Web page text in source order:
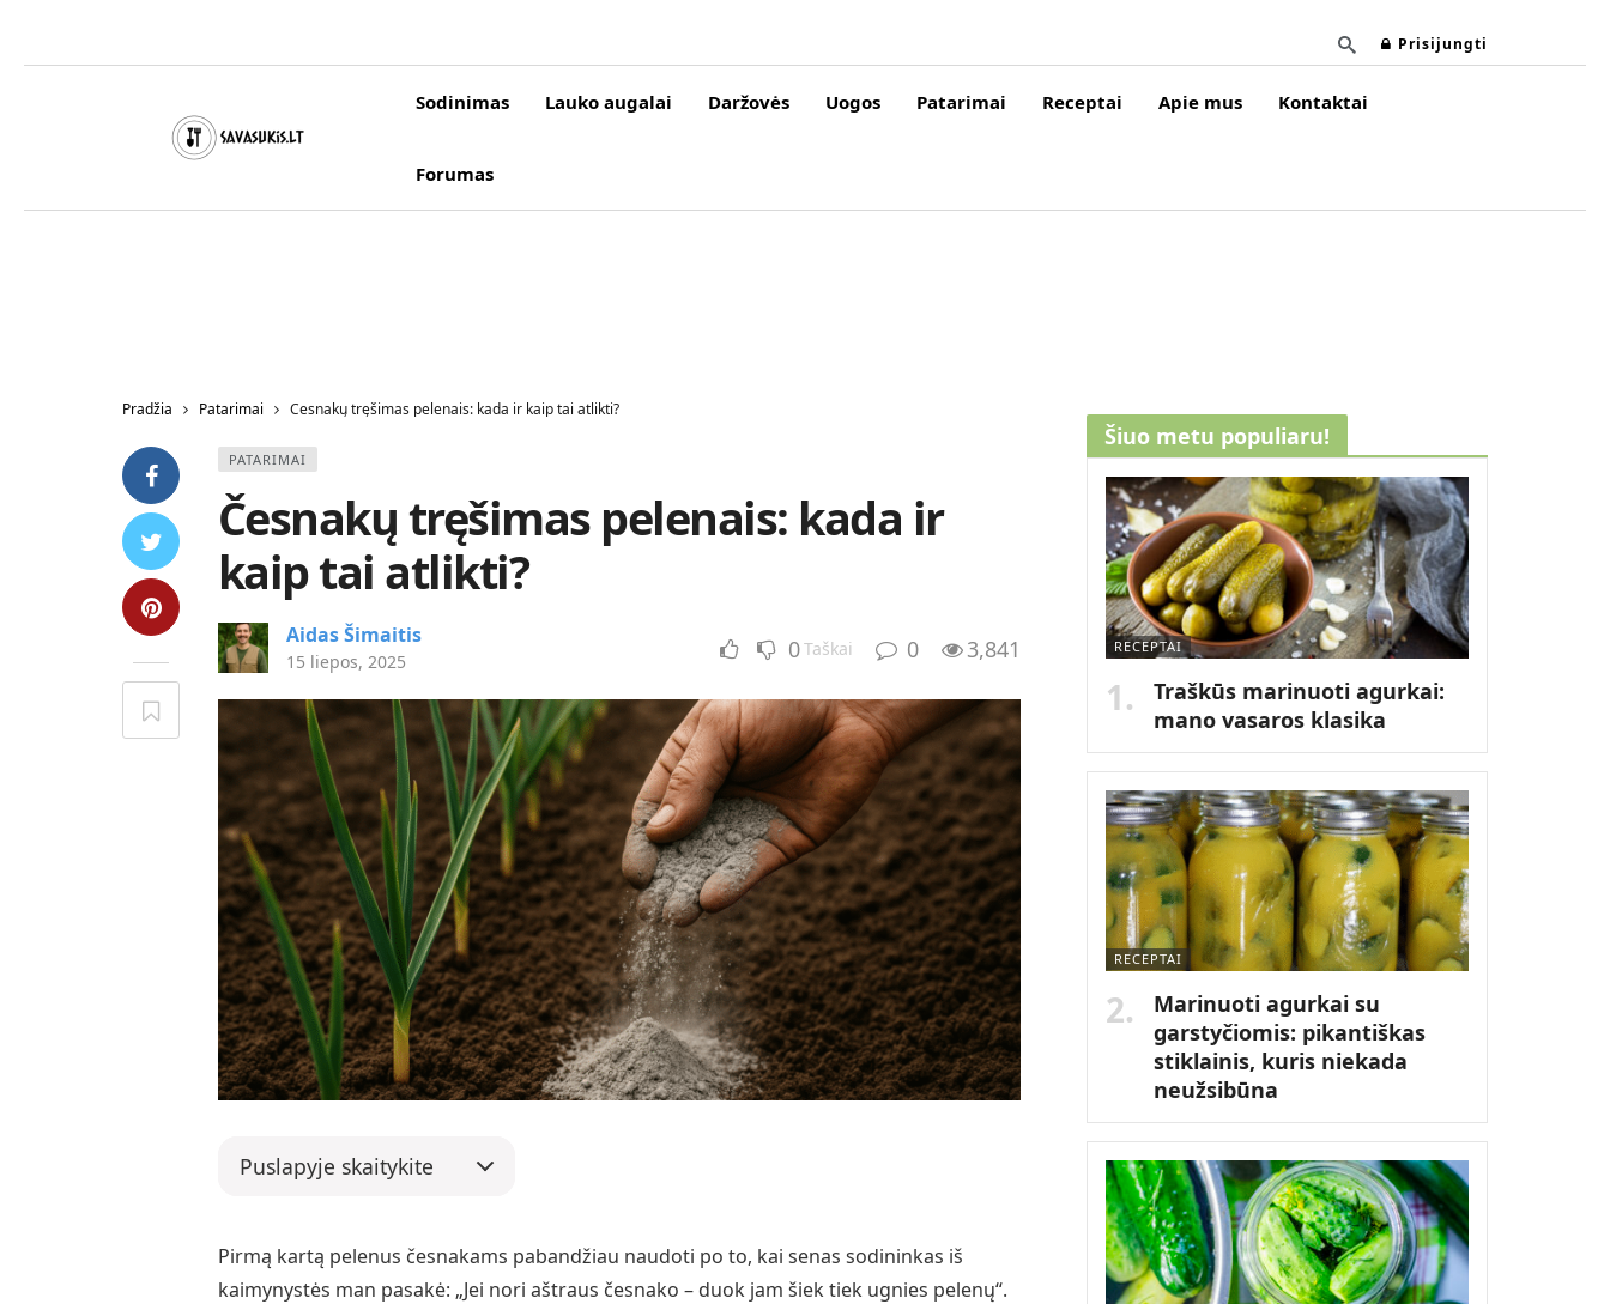
Prisijungti
Sodinimas Lauko augalai Daržovės Uogos Patarimai Receptai Apie mus Kontaktai
Forumas
Pradžia Patarimai Česnakų tręšimas pelenais: kada ir kaip tai atlikti?
PATARIMAI
Česnakų tręšimas pelenais: kada ir
kaip tai atlikti?
Aidas Šimaitis
15 liepos, 2025 0Taškai 0 3,841
Puslapyje skaitykite
Pirmą kartą pelenus česnakams pabandžiau naudoti po to, kai senas sodininkas iš
kaimynystės man pasakė: „Jei nori aštraus česnako – duok jam šiek tiek ugnies pelenų“.
Šiuo metu populiaru!
RECEPTAI
Traškūs marinuoti agurkai:
mano vasaros klasika
RECEPTAI
Marinuoti agurkai su
garstyčiomis: pikantiškas
stiklainis, kuris niekada
neužsibūna